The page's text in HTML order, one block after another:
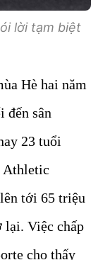
lời tạm biệt
Hè hai năm
đến sân
23 tuổi
Athletic
tới 65 triệu
lại. Việc chấp
cho thấy